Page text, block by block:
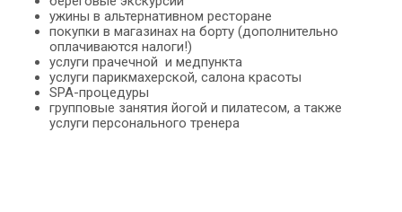
ужины в альтернативном ресторане
покупки в магазинах на борту (дополнительно
оплачиваются налоги!)
услуги прачечной и медпункта
услуги парикмахерской, салона красоты
SPA-процедуры
групповые занятия йогой и пилатесом, а также
услуги персонального тренера